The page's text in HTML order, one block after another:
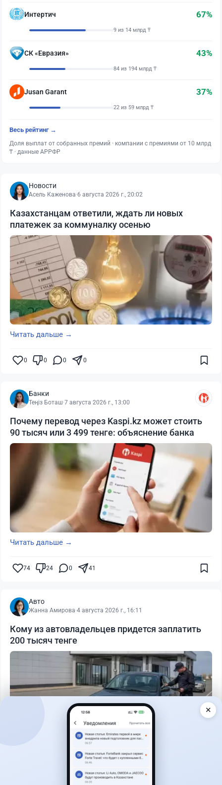
Интертич 67%
9 из 14 млрд ₸
СК «Евразия» 43%
84 из 194 млрд ₸
Jusan Garant 37%
22 из 59 млрд ₸
Весь рейтинг →
Доля выплат от собранных премий · компании с премиями от 10 млрд
₸ · данные АРРФР
Новости
Асель Каженова·6 августа 2026 г., 20:02
Казахстанцам ответили, ждать ли новых
платежек за коммуналку осенью
Читать дальше →
0 0 0 0
Банки
Теңіз Боташ·7 августа 2026 г., 13:00
Почему перевод через Kaspi.kz может стоить
90 тысяч или 3 499 тенге: объяснение банка
Читать дальше →
74 24 0 41
Авто
Жанна Амирова·4 августа 2026 г., 16:11
Кому из автовладельцев придется заплатить
200 тысяч тенге
11
✕